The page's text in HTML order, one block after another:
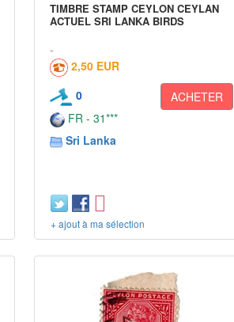
TIMBRE STAMP CEYLON CEYLAN
ACTUEL SRI LANKA BIRDS
2,50 EUR
0
ACHETER
FR - 31***
Sri Lanka
+ ajout à ma sélection